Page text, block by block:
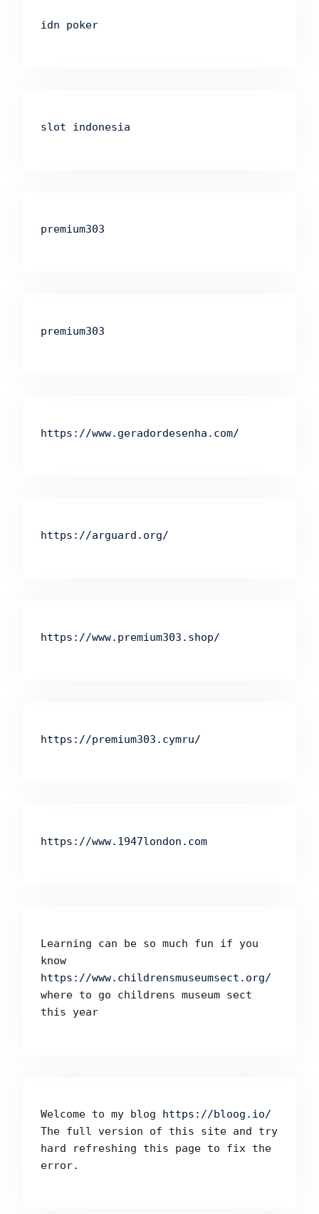
idn poker
slot indonesia
premium303
premium303
https://www.geradordesenha.com/
https://arguard.org/
https://www.premium303.shop/
https://premium303.cymru/
https://www.1947london.com
Learning can be so much fun if you
know
https://www.childrensmuseumsect.org/
where to go childrens museum sect
this year
Welcome to my blog
The full version of this site and try
hard refreshing this page to fix the
error.